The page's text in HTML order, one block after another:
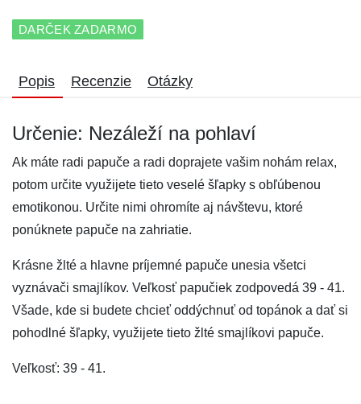
DARČEK ZADARMO
Popis Recenzie Otázky
Určenie: Nezáleží na pohlaví
Ak máte radi papuče a radi doprajete vašim nohám relax,
potom určite využijete tieto veselé šľapky s obľúbenou
emotikonou. Určite nimi ohromíte aj návštevu, ktoré
ponúknete papuče na zahriatie.
Krásne žlté a hlavne príjemné papuče unesia všetci
vyznávači smajlíkov. Veľkosť papučiek zodpovedá 39 - 41.
Všade, kde si budete chcieť oddýchnuť od topánok a dať si
pohodlné šľapky, využijete tieto žlté smajlíkovi papuče.
Veľkosť: 39 - 41.